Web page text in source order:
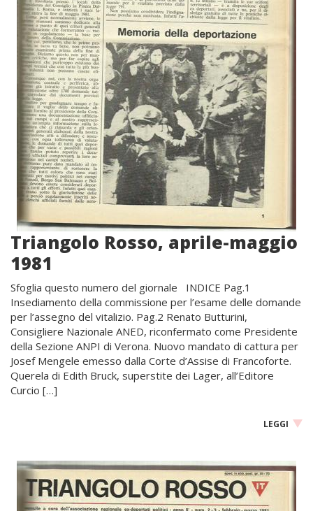
Triangolo Rosso, aprile-maggio
1981
Sfoglia questo numero del giornale INDICE Pag.1
Insediamento della commissione per l’esame delle domande
per l’assegno del vitalizio. Pag.2 Renato Butturini,
Consigliere Nazionale ANED, riconfermato come Presidente
della Sezione ANPI di Verona. Nuovo mandato di cattura per
Josef Mengele emesso dalla Corte d’Assise di Francoforte.
Querela di Edith Bruck, superstite dei Lager, all’Editore
Curcio […]
LEGGI